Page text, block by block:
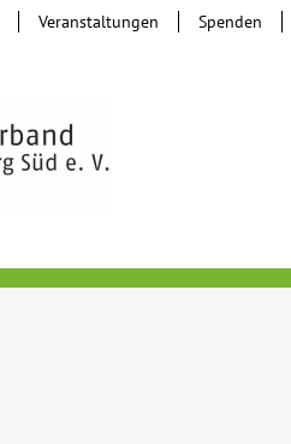
Veranstaltungen Spenden